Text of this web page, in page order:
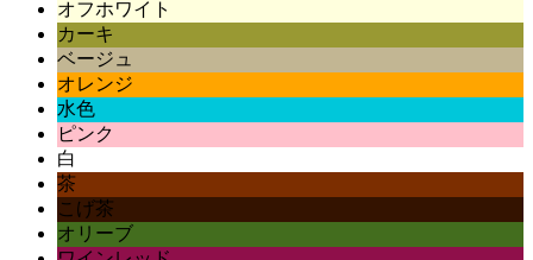
オフホワイト
カーキ
ベージュ
オレンジ
水色
ピンク
白
茶
こげ茶
オリーブ